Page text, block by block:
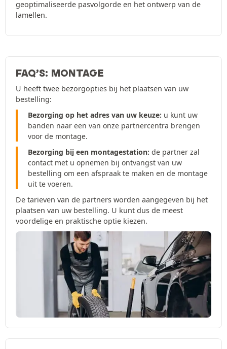
geoptimaliseerde pasvolgorde en het ontwerp van de
lamellen.
FAQ’S: MONTAGE
U heeft twee bezorgopties bij het plaatsen van uw
bestelling:
Bezorging op het adres van uw keuze: u kunt uw
banden naar een van onze partnercentra brengen
voor de montage.
Bezorging bij een montagestation: de partner zal
contact met u opnemen bij ontvangst van uw
bestelling om een afspraak te maken en de montage
uit te voeren.
De tarieven van de partners worden aangegeven bij het
plaatsen van uw bestelling. U kunt dus de meest
voordelige en praktische optie kiezen.